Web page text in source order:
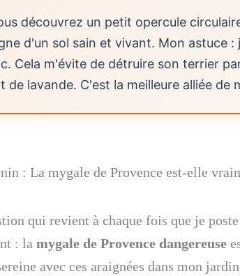
découvrez un petit opercule
d'un sol sain et vivant. Mon astuce
Cela m'évite de détruire son terrier
de lavande. C'est la meilleure alliée de
: La mygale de Provence est-elle
qui revient à chaque fois que je
: la mygale de Provence dangereuse
avec ces araignées dans mon